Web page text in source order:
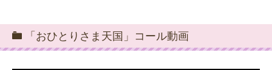
「おひとりさま天国」コール動画